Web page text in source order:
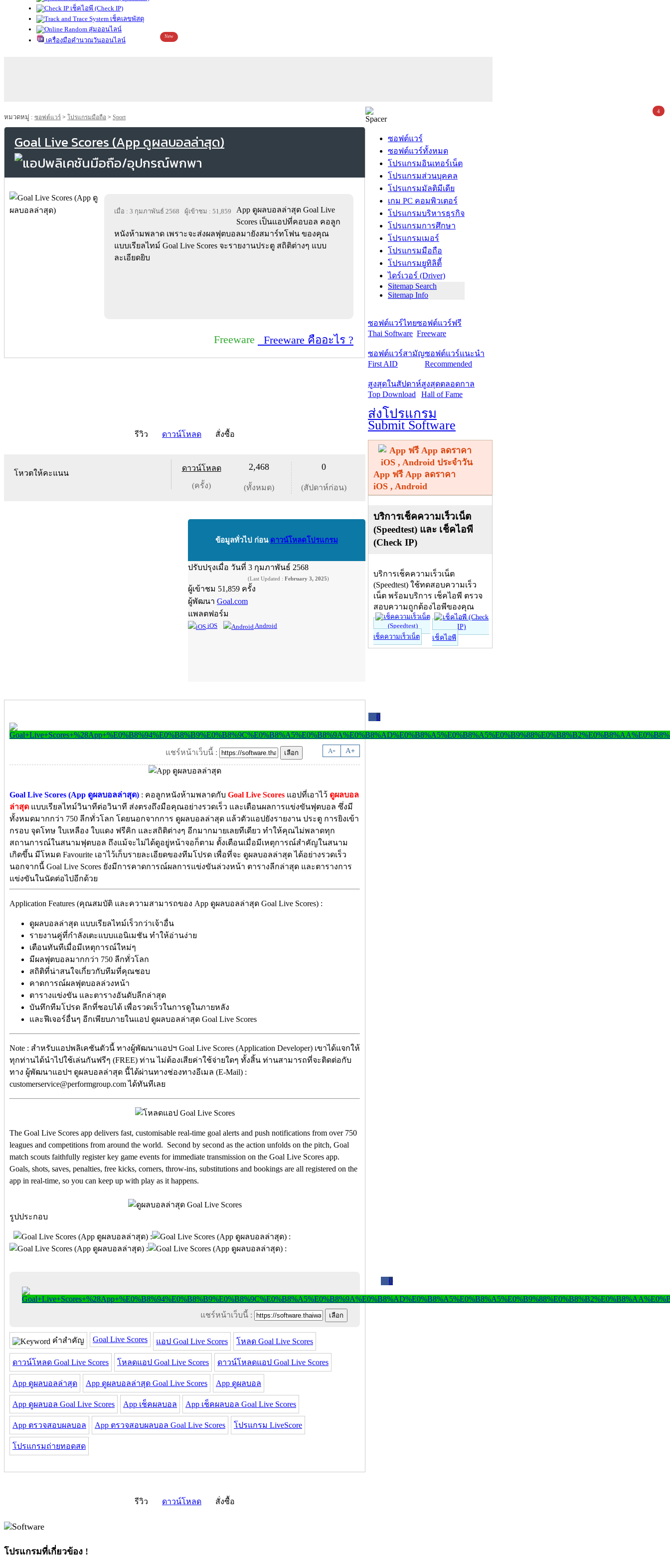
เช็คไอพี (Check IP)
เช็คเลขพัสดุ
สุ่มออนไลน์
เครื่องมือคำนวณวันออนไลน์
New
หมวดหมู่ : ซอฟต์แวร์ > โปรแกรมมือถือ > Sport
Goal Live Scores (App ดูผลบอลล่าสุด)
เมื่อ : 3 กุมภาพันธ์ 2568 ผู้เข้าชม : 51,859
App ดูผลบอลล่าสุด Goal Live
Scores เป็นแอปที่คอบอล คอลูก
หนังห้ามพลาด เพราะจะส่งผลฟุตบอลมายังสมาร์ทโฟน ของคุณ
แบบเรียลไทม์ Goal Live Scores จะรายงานประตู สถิติต่างๆ แบบ
ละเอียดยิบ
Freeware Freeware คืออะไร ?
รีวิว ดาวน์โหลด สั่งซื้อ
โหวตให้คะแนน
ดาวน์โหลด
(ครั้ง)
2,468
(ทั้งหมด)
0
(สัปดาห์ก่อน)
ข้อมูลทั่วไป ก่อน ดาวน์โหลดโปรแกรม
ปรับปรุงเมื่อ วันที่ 3 กุมภาพันธ์ 2568
(Last Updated : February 3, 2025)
ผู้เข้าชม 51,859 ครั้ง
ผู้พัฒนา Goal.com
แพลตฟอร์ม
iOS Android
0
A- A+
แชร์หน้าเว็บนี้ :
Goal Live Scores (App ดูผลบอลล่าสุด) : คอลูกหนังห้ามพลาดกับ Goal Live Scores แอปที่เอาไว้ ดูผลบอล
ล่าสุด แบบเรียลไทม์วินาทีต่อวินาที ส่งตรงถึงมือคุณอย่างรวดเร็ว และเตือนผลการแข่งขันฟุตบอล ซึ่งมี
ทั้งหมดมากกว่า 750 ลีกทั่วโลก โดยนอกจากการ ดูผลบอลล่าสุด แล้วตัวแอปยังรายงาน ประตู การยิงเข้า
กรอบ จุดโทษ ใบเหลือง ใบแดง ฟรีคิก และสถิติต่างๆ อีกมากมายเลยทีเดียว ทำให้คุณไม่พลาดทุก
สถานการณ์ในสนามฟุตบอล ถึงแม้จะไม่ได้ดูอยู่หน้าจอก็ตาม ตั้งเตือนเมื่อมีเหตุการณ์สำคัญในสนาม
เกิดขึ้น มีโหมด Favourite เอาไว้เก็บรายละเอียดของทีมโปรด เพื่อที่จะ ดูผลบอลล่าสุด ได้อย่างรวดเร็ว
นอกจากนี้ Goal Live Scores ยังมีการคาดการณ์ผลการแข่งขันล่วงหน้า ตารางลีกล่าสุด และตารางการ
แข่งขันในนัดต่อไปอีกด้วย
Application Features (คุณสมบัติ และความสามารถของ App ดูผลบอลล่าสุด Goal Live Scores) :
ดูผลบอลล่าสุด แบบเรียลไทม์เร็วกว่าเจ้าอื่น
รายงานคู่ที่กำลังเตะแบบแอนิเมชัน ทำให้อ่านง่าย
เตือนทันทีเมื่อมีเหตุการณ์ใหม่ๆ
มีผลฟุตบอลมากกว่า 750 ลีกทั่วโลก
สถิติที่น่าสนใจเกี่ยวกับทีมที่คุณชอบ
คาดการณ์ผลฟุตบอลล่วงหน้า
ตารางแข่งขัน และตารางอันดับลีกล่าสุด
บันทึกทีมโปรด ลีกที่ชอบได้ เพื่อรวดเร็วในการดูในภายหลัง
และฟีเจอร์อื่นๆ อีกเพียบภายในแอป ดูผลบอลล่าสุด Goal Live Scores
Note : สำหรับแอปพลิเคชันตัวนี้ ทางผู้พัฒนาแอปฯ Goal Live Scores (Application Developer) เขาได้แจกให้
ทุกท่านได้นำไปใช้เล่นกันฟรีๆ (FREE) ท่าน ไม่ต้องเสียค่าใช้จ่ายใดๆ ทั้งสิ้น ท่านสามารถที่จะติดต่อกับ
ทาง ผู้พัฒนาแอปฯ ดูผลบอลล่าสุด นี้ได้ผ่านทางช่องทางอีเมล (E-Mail) :
customerservice@performgroup.com ได้ทันทีเลย
The Goal Live Scores app delivers fast, customisable real-time goal alerts and push notifications from over 750
leagues and competitions from around the world. Second by second as the action unfolds on the pitch, Goal
match scouts faithfully register key game events for immediate transmission on the Goal Live Scores app.
Goals, shots, saves, penalties, free kicks, corners, throw-ins, substitutions and bookings are all registered on the
app in real-time, so you can keep up with play as it happens.
รูปประกอบ
0
แชร์หน้าเว็บนี้ :
คำสำคัญ Goal Live Scores แอป Goal Live Scores โหลด Goal Live Scores
ดาวน์โหลด Goal Live Scores โหลดแอป Goal Live Scores ดาวน์โหลดแอป Goal Live Scores
App ดูผลบอลล่าสุด App ดูผลบอลล่าสุด Goal Live Scores App ดูผลบอล
App ดูผลบอล Goal Live Scores App เช็คผลบอล App เช็คผลบอล Goal Live Scores
App ตรวจสอบผลบอล App ตรวจสอบผลบอล Goal Live Scores โปรแกรม LiveScore
โปรแกรมถ่ายทอดสด
รีวิว ดาวน์โหลด สั่งซื้อ
โปรแกรมที่เกี่ยวข้อง !
ซอฟต์แวร์
ซอฟต์แวร์ทั้งหมด
โปรแกรมอินเทอร์เน็ต
โปรแกรมส่วนบุคคล
โปรแกรมมัลติมีเดีย
เกม PC คอมพิวเตอร์
โปรแกรมบริหารธุรกิจ
โปรแกรมการศึกษา
โปรแกรมเมอร์
โปรแกรมมือถือ
โปรแกรมยูทิลิตี้
ไดร์เวอร์ (Driver)
Sitemap Search
Sitemap Info
ซอฟต์แวร์ไทย
Thai Software
ซอฟต์แวร์ฟรี
Freeware
ซอฟต์แวร์สามัญ
First AID
ซอฟต์แวร์แนะนำ
Recommended
สูงสุดในสัปดาห์
Top Download
สูงสุดตลอดกาล
Hall of Fame
ส่งโปรแกรม
Submit Software
App ฟรี App ลดราคา
iOS , Android
บริการเช็คความเร็วเน็ต
(Speedtest) และ เช็คไอพี
(Check IP)
บริการเช็คความเร็วเน็ต
(Speedtest) ใช้ทดสอบความเร็ว
เน็ต พร้อมบริการ เช็คไอพี ตรวจ
สอบความถูกต้องไอพีของคุณ
เช็คความเร็วเน็ต เช็คไอพี
4